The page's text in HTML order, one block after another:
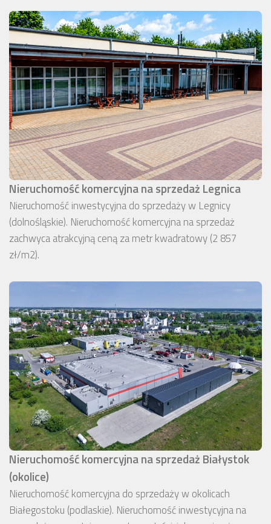
Nieruchomość komercyjna na sprzedaż Legnica
Nieruchomość inwestycyjna do sprzedaży w Legnicy
(dolnośląskie). Nieruchomość komercyjna na sprzedaż
zachwyca atrakcyjną ceną za metr kwadratowy (2 857
zł/m2).
Nieruchomość komercyjna na sprzedaż Białystok
(okolice)
Nieruchomość komercyjna do sprzedaży w okolicach
Białegostoku (podlaskie). Nieruchomość inwestycyjna na